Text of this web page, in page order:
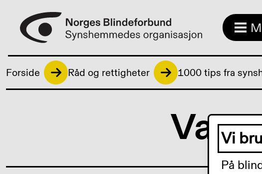
Forside Råd og rettigheter 1000 tips fra
Vask
Vi
På